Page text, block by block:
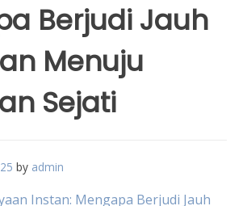
Berjudi Jauh
Menuju
Sejati
by admin
Instan: Mengapa Berjudi Jauh